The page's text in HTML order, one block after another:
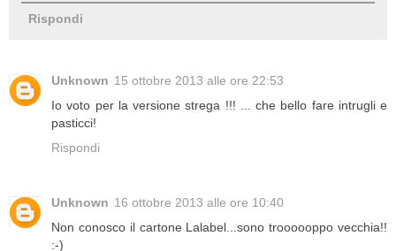
Rispondi
Unknown 15 ottobre 2013 alle ore 22:53
Io voto per la versione strega !!! ... che bello fare intrugli e
pasticci!
Rispondi
Unknown 16 ottobre 2013 alle ore 10:40
Non conosco il cartone Lalabel...sono troooooppo vecchia!!
:-)